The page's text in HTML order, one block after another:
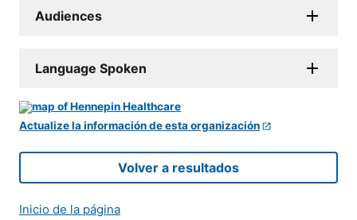
Audiences
Language Spoken
Actualize la información de esta organización
Volver a resultados
Inicio de la página